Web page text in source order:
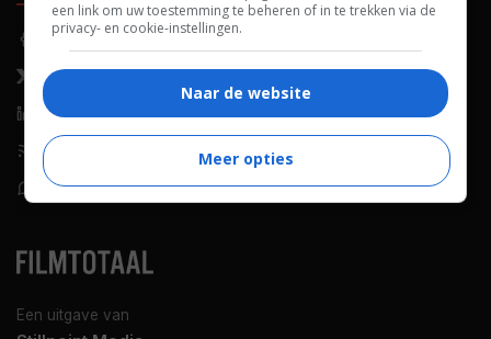
Een uitgave van
Facebook
X (Twitter)
LinkedIn
RSS-feed
WhatsApp
Nieuws
Netflix
Films op tv
Bioscoop
een link om uw toestemming te beheren of in te trekken via de
privacy- en cookie-instellingen.
Naar de website
Meer opties